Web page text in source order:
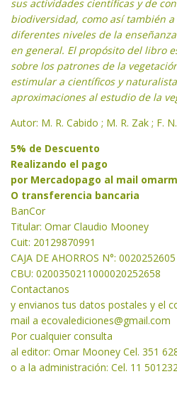
sus actividades científicas y de
biodiversidad, como así también
diferentes niveles de la
en general. El propósito del libro
sobre los patrones de la
estimular a científicos y
aproximaciones al estudio de la
Autor: M. R. Cabido ; M. R. Zak ; F.
5% de Descuento
Realizando el pago
por Mercadopago al mail
O transferencia bancaria
BanCor
Titular: Omar Claudio Mooney
Cuit: 20129870991
CAJA DE AHORROS N°: 0020252605
CBU: 0200350211000020252658
Contactanos
y envianos tus datos postales y el
mail a ecovalediciones@gmail.com
Por cualquier consulta
al editor: Omar Mooney Cel. 351
o a la administración: Cel. 11